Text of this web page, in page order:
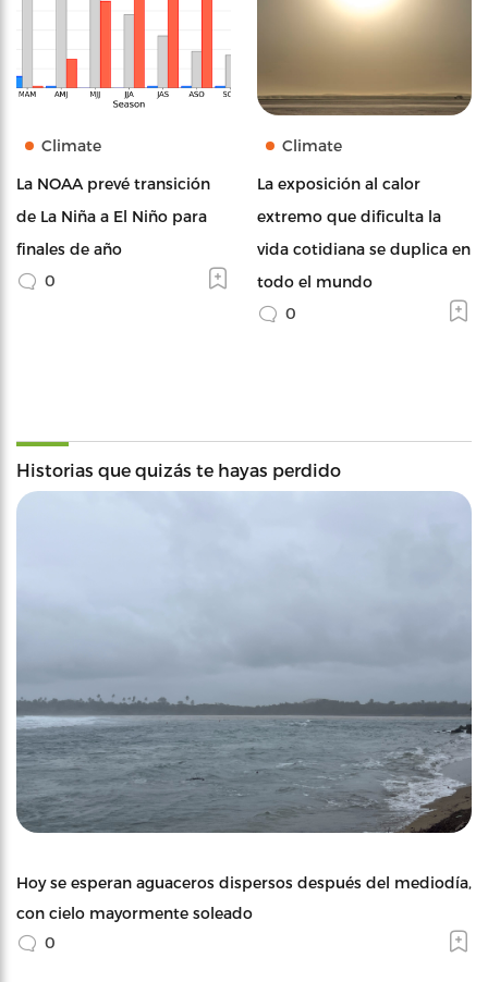
Climate
La NOAA prevé transición
de La Niña a El Niño para
finales de año
0
Climate
La exposición al calor
extremo que dificulta la
vida cotidiana se duplica en
todo el mundo
0
Historias que quizás te hayas perdido
Hoy se esperan aguaceros dispersos después del mediodía,
con cielo mayormente soleado
0